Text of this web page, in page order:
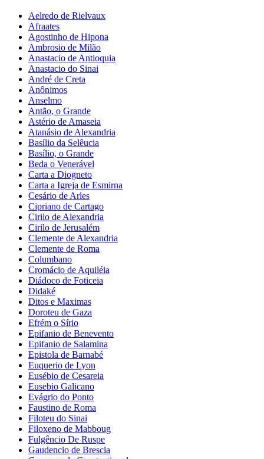
Aelredo de Rielvaux
Afraates
Agostinho de Hipona
Ambrosio de Milão
Anastacio de Antioquia
Anastacio do Sinai
André de Creta
Anônimos
Anselmo
Antão, o Grande
Astério de Amaseia
Atanásio de Alexandria
Basílio da Selêucia
Basílio, o Grande
Beda o Venerável
Carta a Diogneto
Carta a Igreja de Esmirna
Cesário de Arles
Cipriano de Cartago
Cirilo de Alexandria
Cirilo de Jerusalém
Clemente de Alexandria
Clemente de Roma
Columbano
Cromácio de Aquiléia
Diádoco de Foticeia
Didaké
Ditos e Maximas
Doroteu de Gaza
Efrém o Sírio
Epifanio de Benevento
Epifanio de Salamina
Epistola de Barnabé
Euquerio de Lyon
Eusébio de Cesareia
Eusebio Galicano
Evágrio do Ponto
Faustino de Roma
Filoteu do Sinai
Filoxeno de Mabboug
Fulgêncio De Ruspe
Gaudencio de Brescia